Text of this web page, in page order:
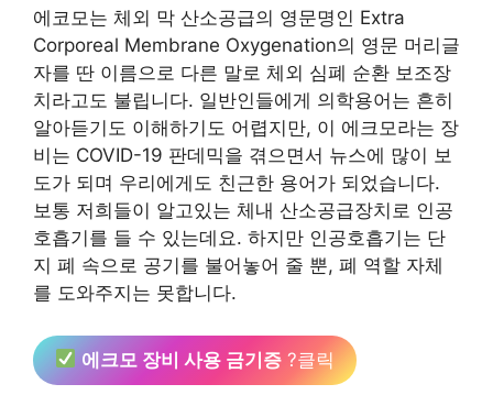
에코모는 체외 막 산소공급의 영문명인 Extra
Corporeal Membrane Oxygenation의 영문 머리글
자를 딴 이름으로 다른 말로 체외 심폐 순환 보조장
치라고도 불립니다. 일반인들에게 의학용어는 흔히
알아듣기도 이해하기도 어렵지만, 이 에크모라는 장
비는 COVID-19 판데믹을 겪으면서 뉴스에 많이 보
도가 되며 우리에게도 친근한 용어가 되었습니다.
보통 저희들이 알고있는 체내 산소공급장치로 인공
호흡기를 들 수 있는데요. 하지만 인공호흡기는 단
지 폐 속으로 공기를 불어놓어 줄 뿐, 폐 역할 자체
를 도와주지는 못합니다.
에크모 장비 사용 금기증 ?클릭